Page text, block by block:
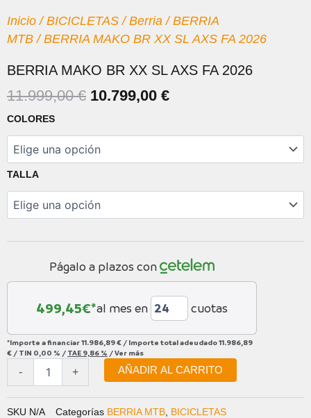
Inicio /BICICLETAS /Berria /BERRIA
MTB / BERRIA MAKO BR XX SL AXS FA 2026
BERRIA MAKO BR XX SL AXS FA 2026
11.999,00€ EL
ORIGINAL
ERA:
11.999,00 €.
10.799,00 €EL
ACTUAL
10.799,00 €.
COLORES
TALLA
Págalo a plazos con
499,45€*al mes en cuotas
*Importe a financiar11.986,89 € / Importe total adeudado11.986,89
€ / TIN 0,00 % / TAE 9,86 % /Ver más
-
BERRIA
XX
SL
2026
+ AÑADIR AL CARRITO
SKU N/A Categorías BERRIA MTB BICICLETAS